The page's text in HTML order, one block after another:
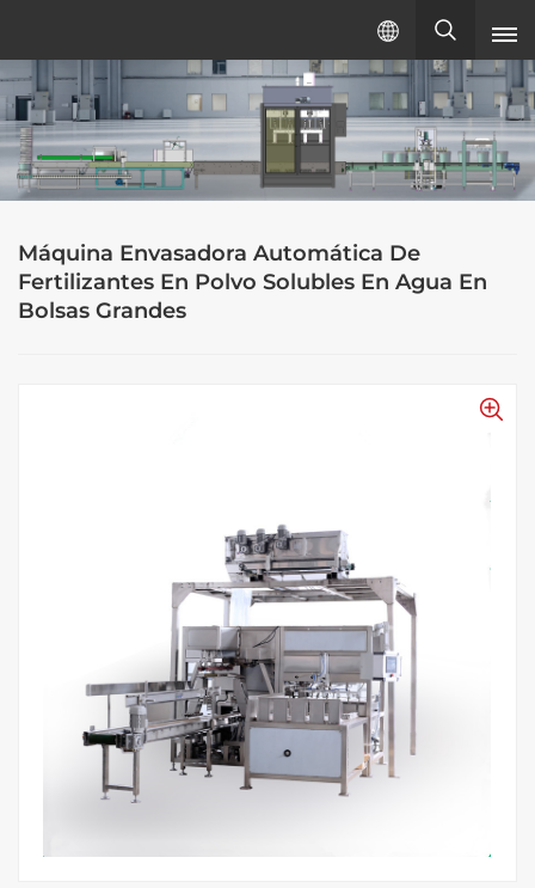
Español
español
English
русский
Máquina Envasadora Automática De
Fertilizantes En Polvo Solubles En Agua En
Bolsas Grandes